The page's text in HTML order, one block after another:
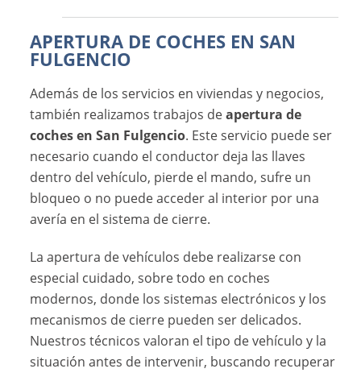
APERTURA DE COCHES EN SAN
FULGENCIO
Además de los servicios en viviendas y negocios,
también realizamos trabajos deapertura de
coches en San Fulgencio. Este servicio puede ser
necesario cuando el conductor deja las llaves
dentro del vehículo, pierde el mando, sufre un
bloqueo o no puede acceder al interior por una
avería en el sistema de cierre.
La apertura de vehículos debe realizarse con
especial cuidado, sobre todo en coches
modernos, donde los sistemas electrónicos y los
mecanismos de cierre pueden ser delicados.
Nuestros técnicos valoran el tipo de vehículo y la
situación antes de intervenir, buscando recuperar